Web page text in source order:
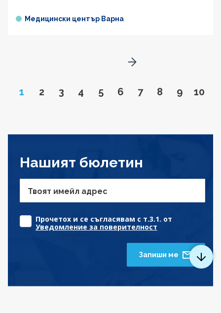
Медицински център Варна
Page
1 Go to page
2 Go to page
3 Go to page
4 Go to page
5 Go to page
6 Go to page
7 Go to page
8 Go to
9 Go
10
Go to next page
Нашият бюлетин
Твоят имейл адрес
Прочетох и се съгласявам с т.3.1. от
Уведомление за поверителност
Запиши ме